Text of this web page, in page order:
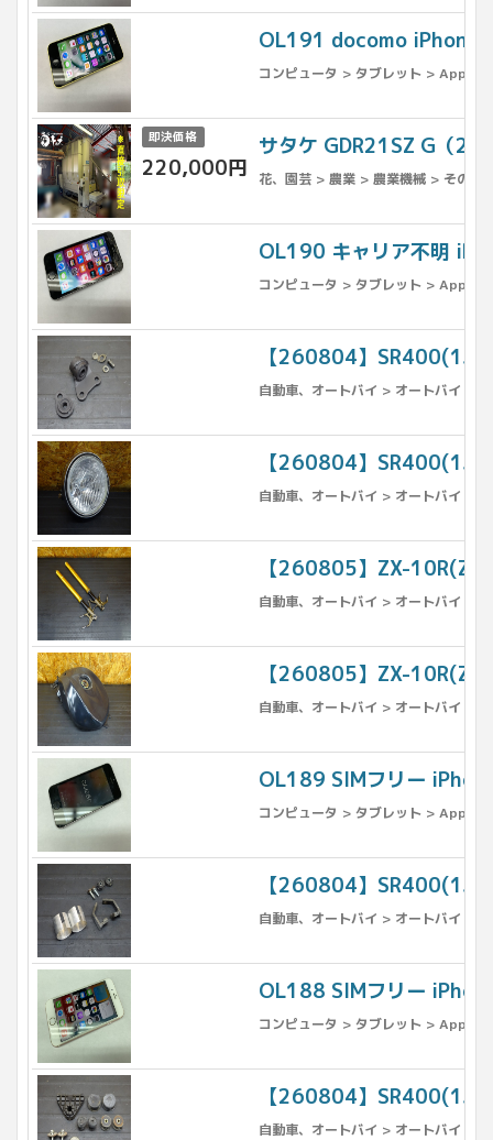
OL191 docomo
コンピュータ > タブレット > Apple
即決価格
220,000円
サタケ GDR21SZ G（2
花、園芸 > 農業 > 農業機械 > その他
OL190 キャリア不明
コンピュータ > タブレット > Apple
【260804】
自動車、オートバイ > オートバイ >
【260804】
自動車、オートバイ > オートバイ >
【260805】ZX-
自動車、オートバイ > オートバイ >
【260805】ZX-
自動車、オートバイ > オートバイ >
OL189 SIMフリー
コンピュータ > タブレット > Apple
【260804】
自動車、オートバイ > オートバイ >
OL188 SIMフリー
コンピュータ > タブレット > Apple
【260804】
自動車、オートバイ > オートバイ >